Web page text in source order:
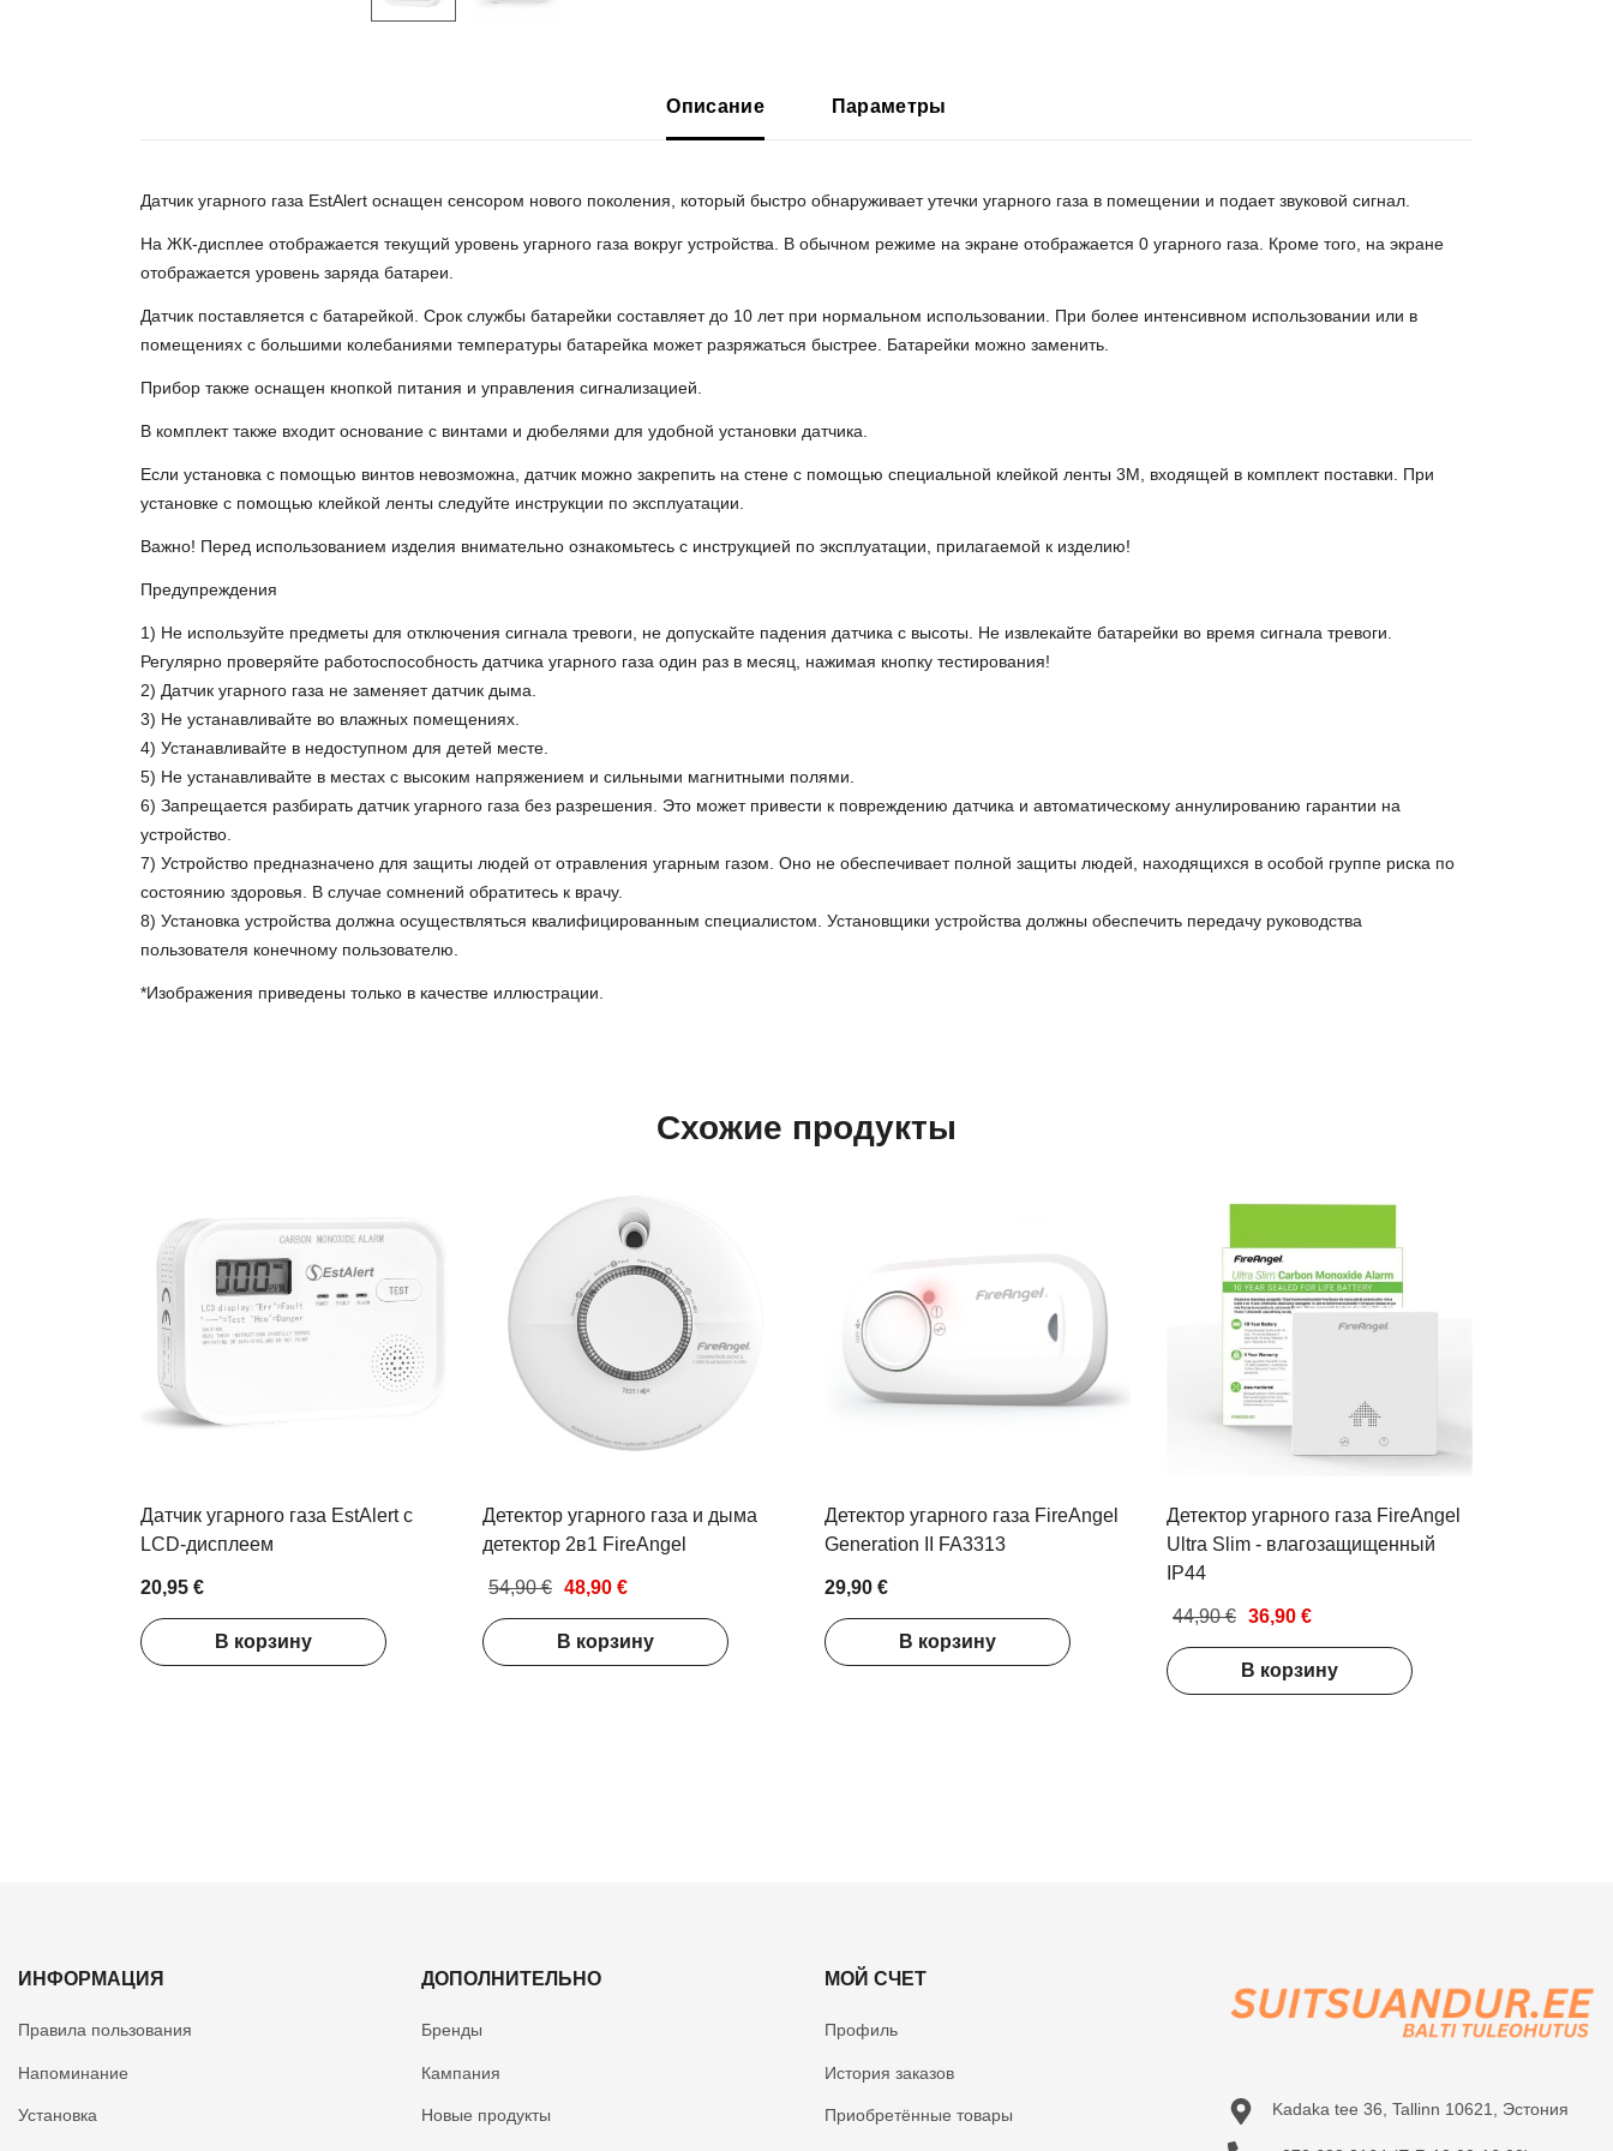
Описание Параметры
Датчик угарного газа EstAlert оснащен сенсором нового поколения, который быстро обнаруживает утечки угарного газа в помещении и подает звуковой сигнал.
На ЖК-дисплее отображается текущий уровень угарного газа вокруг устройства. В обычном режиме на экране отображается 0 угарного газа. Кроме того, на экране
отображается уровень заряда батареи.
Датчик поставляется с батарейкой. Срок службы батарейки составляет до 10 лет при нормальном использовании. При более интенсивном использовании или в
помещениях с большими колебаниями температуры батарейка может разряжаться быстрее. Батарейки можно заменить.
Прибор также оснащен кнопкой питания и управления сигнализацией.
В комплект также входит основание с винтами и дюбелями для удобной установки датчика.
Если установка с помощью винтов невозможна, датчик можно закрепить на стене с помощью специальной клейкой ленты 3M, входящей в комплект поставки. При
установке с помощью клейкой ленты следуйте инструкции по эксплуатации.
Важно! Перед использованием изделия внимательно ознакомьтесь с инструкцией по эксплуатации, прилагаемой к изделию!
Предупреждения
1) Не используйте предметы для отключения сигнала тревоги, не допускайте падения датчика с высоты. Не извлекайте батарейки во время сигнала тревоги.
Регулярно проверяйте работоспособность датчика угарного газа один раз в месяц, нажимая кнопку тестирования!
2) Датчик угарного газа не заменяет датчик дыма.
3) Не устанавливайте во влажных помещениях.
4) Устанавливайте в недоступном для детей месте.
5) Не устанавливайте в местах с высоким напряжением и сильными магнитными полями.
6) Запрещается разбирать датчик угарного газа без разрешения. Это может привести к повреждению датчика и автоматическому аннулированию гарантии на
устройство.
7) Устройство предназначено для защиты людей от отравления угарным газом. Оно не обеспечивает полной защиты людей, находящихся в особой группе риска по
состоянию здоровья. В случае сомнений обратитесь к врачу.
8) Установка устройства должна осуществляться квалифицированным специалистом. Установщики устройства должны обеспечить передачу руководства
пользователя конечному пользователю.
*Изображения приведены только в качестве иллюстрации.
Схожие продукты
Датчик угарного газа EstAlert с
LCD-дисплеем
20,95 €
В корзину
Детектор угарного газа и дыма
детектор 2в1 FireAngel
54,90 € 48,90 €
В корзину
Детектор угарного газа FireAngel
Generation II FA3313
29,90 €
В корзину
Детектор угарного газа FireAngel
Ultra Slim - влагозащищенный
IP44
44,90 € 36,90 €
В корзину
ИНФОРМАЦИЯ
Правила пользования
Hапоминание
Установка
ДОПОЛНИТЕЛЬНО
Бренды
Кампания
Новые продукты
МОЙ СЧЕТ
Профиль
История заказов
Приобретённые товары Kadaka tee 36, Tallinn 10621, Эстония